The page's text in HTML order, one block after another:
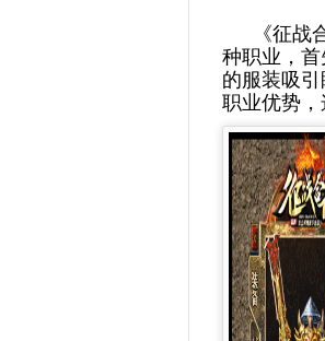
《征
种职业，
的服装吸
职业优势，